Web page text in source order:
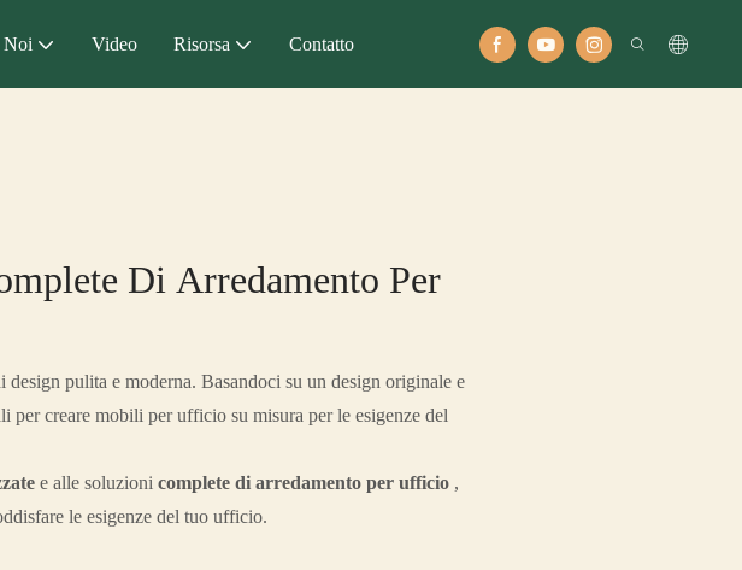
Noi Video Risorsa Contatto
Di Arredamento Per
pulita e moderna. Basandoci su un design originale e
creare mobili per ufficio su misura per le esigenze del
e alle soluzioni complete di arredamento per ufficio,
le esigenze del tuo ufficio.